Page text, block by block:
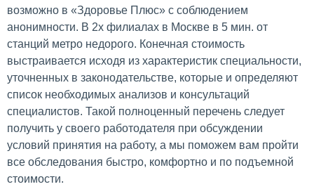
возможно в «Здоровье Плюс» с соблюдением
анонимности. В 2х филиалах в Москве в 5 мин. от
станций метро недорого. Конечная стоимость
выстраивается исходя из характеристик специальности,
уточненных в законодательстве, которые и определяют
список необходимых анализов и консультаций
специалистов. Такой полноценный перечень следует
получить у своего работодателя при обсуждении
условий принятия на работу, а мы поможем вам пройти
все обследования быстро, комфортно и по подъемной
стоимости.